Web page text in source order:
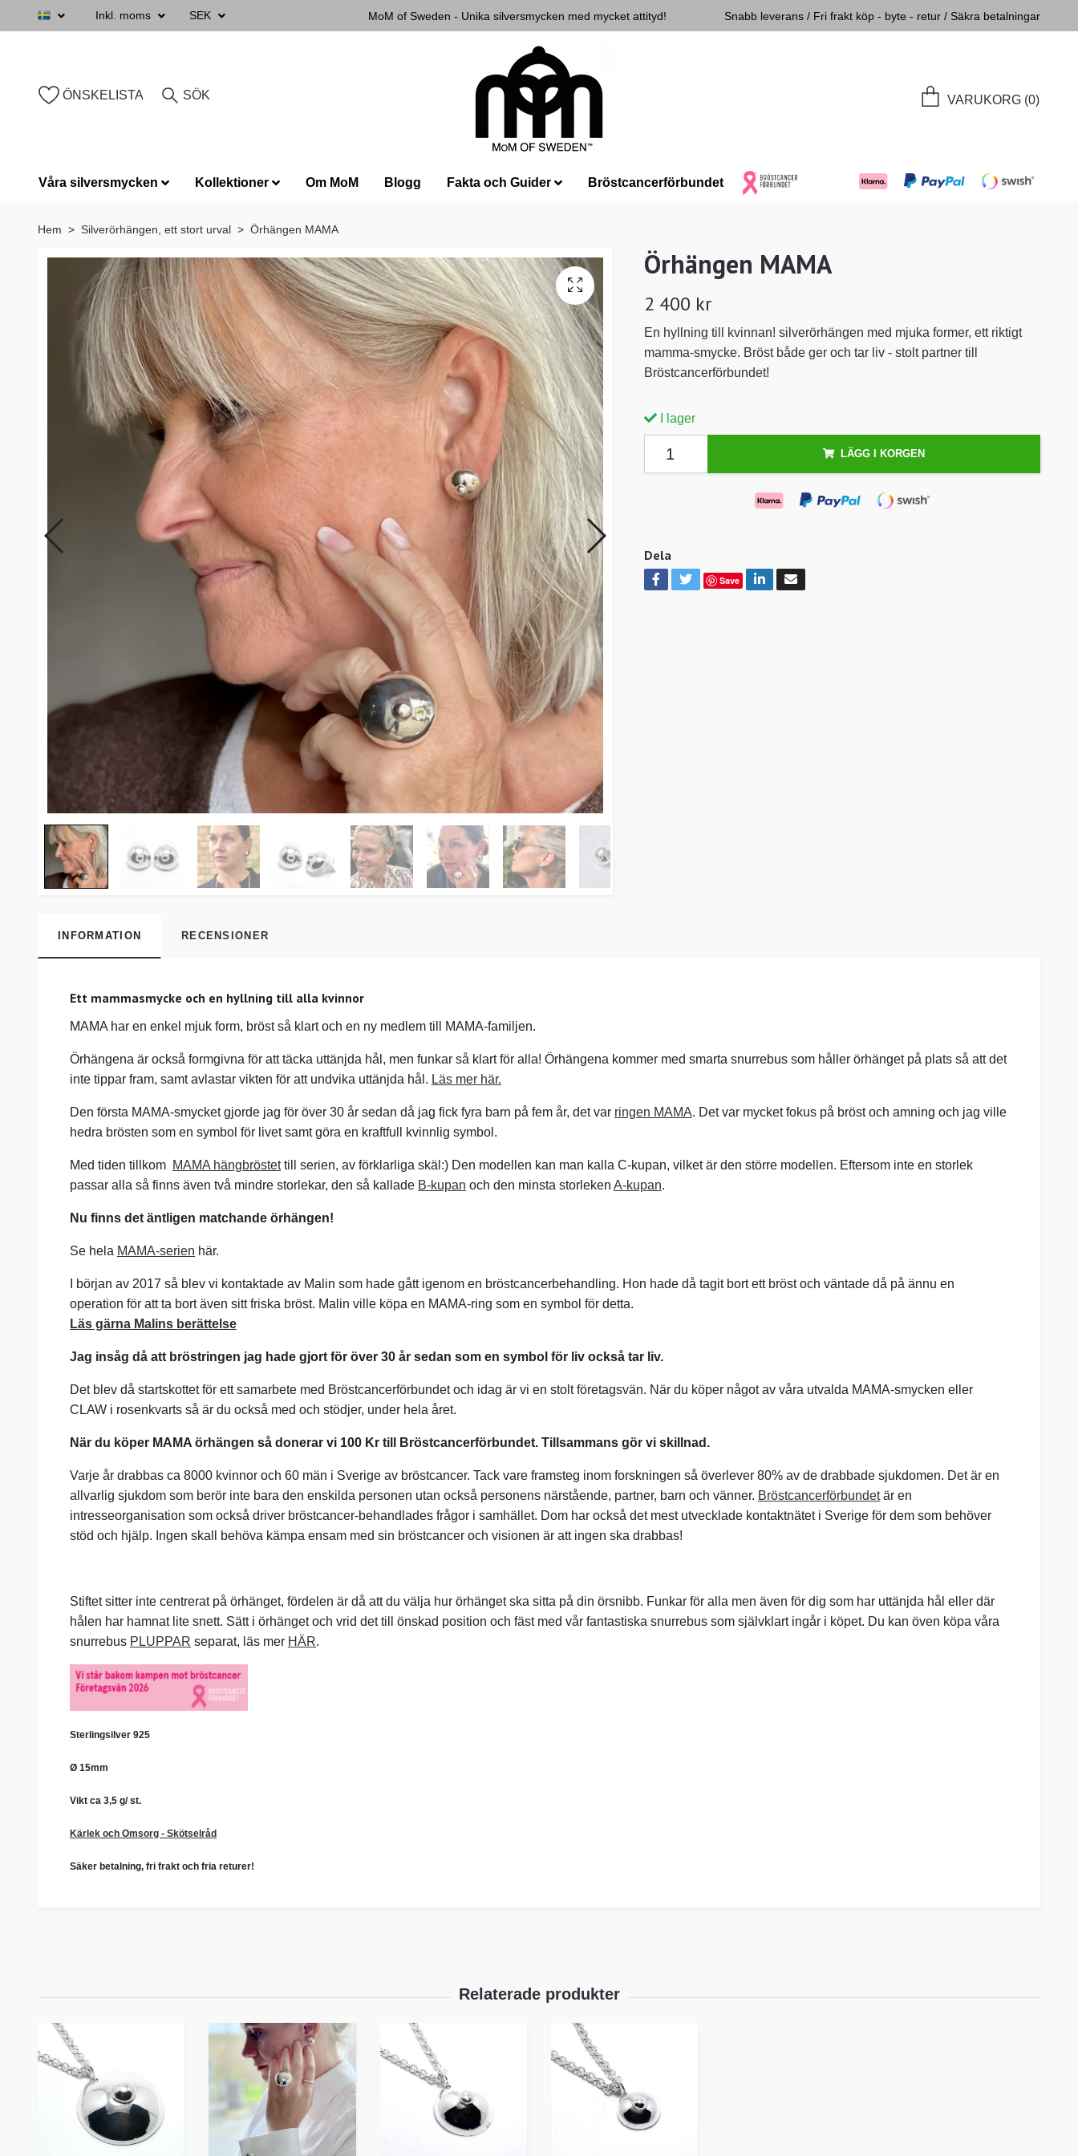
Inkl. moms SEK MoM of Sweden - Unika silversmycken med mycket attityd! Snabb leverans / Fri frakt köp - byte - retur / Säkra betalningar
ÖNSKELISTA SÖK VARUKORG (0)
Våra silversmycken Kollektioner Om MoM Blogg Fakta och Guider Bröstcancerförbundet
Hem Silverörhängen, ett stort urval Örhängen MAMA
Örhängen MAMA
2 400 kr
En hyllning till kvinnan! silverörhängen med mjuka former, ett riktigt
mamma-smycke. Bröst både ger och tar liv - stolt partner till
Bröstcancerförbundet!
I lager
LÄGG I KORGEN
Dela
Save
INFORMATION RECENSIONER
Ett mammasmycke och en hyllning till alla kvinnor
MAMA har en enkel mjuk form, bröst så klart och en ny medlem till MAMA-familjen.
Örhängena är också formgivna för att täcka uttänjda hål, men funkar så klart för alla! Örhängena kommer med smarta snurrebus som håller örhänget på plats så att det
inte tippar fram, samt avlastar vikten för att undvika uttänjda hål. Läs mer här.
Den första MAMA-smycket gjorde jag för över 30 år sedan då jag fick fyra barn på fem år, det var ringen MAMA. Det var mycket fokus på bröst och amning och jag ville
hedra brösten som en symbol för livet samt göra en kraftfull kvinnlig symbol.
Med tiden tillkom MAMA hängbröstettill serien, av förklarliga skäl:) Den modellen kan man kalla C-kupan, vilket är den större modellen. Eftersom inte en storlek
passar alla så finns även två mindre storlekar, den så kallade B-kupan och den minsta storleken A-kupan.
Nu finns det äntligen matchande örhängen!
Se hela MAMA-serien här.
I början av 2017 så blev vi kontaktade av Malin som hade gått igenom en bröstcancerbehandling. Hon hade då tagit bort ett bröst och väntade då på ännu en
operation för att ta bort även sitt friska bröst. Malin ville köpa en MAMA-ring som en symbol för detta.
Läs gärna Malins berättelse
Jag insåg då att bröstringen jag hade gjort för över 30 år sedan som en symbol för liv också tar liv.
Det blev då startskottet för ett samarbete med Bröstcancerförbundet och idag är vi en stolt företagsvän. När du köper något av våra utvalda MAMA-smycken eller
CLAW i rosenkvarts så är du också med och stödjer, under hela året.
När du köper MAMA örhängen så donerar vi 100 Kr till Bröstcancerförbundet. Tillsammans gör vi skillnad.
Varje år drabbas ca 8000 kvinnor och 60 män i Sverige av bröstcancer. Tack vare framsteg inom forskningen så överlever 80% av de drabbade sjukdomen. Det är en
allvarlig sjukdom som berör inte bara den enskilda personen utan också personens närstående, partner, barn och vänner. Bröstcancerförbundetär en
intresseorganisation som också driver bröstcancer-behandlades frågor i samhället. Dom har också det mest utvecklade kontaktnätet i Sverige för dem som behöver
stöd och hjälp. Ingen skall behöva kämpa ensam med sin bröstcancer och visionen är att ingen ska drabbas!
Stiftet sitter inte centrerat på örhänget, fördelen är då att du välja hur örhänget ska sitta på din örsnibb. Funkar för alla men även för dig som har uttänjda hål eller där
hålen har hamnat lite snett. Sätt i örhänget och vrid det till önskad position och fäst med vår fantastiska snurrebus som självklart ingår i köpet. Du kan öven köpa våra
snurrebus PLUPPAR separat, läs mer HÄR.
Sterlingsilver 925
Ø 15mm
Vikt ca 3,5 g/ st.
Kärlek och Omsorg - Skötselråd
Säker betalning, fri frakt och fria returer!